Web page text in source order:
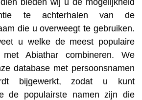
bieden wij u de mogelijkheid
te achterhalen van de
die u overweegt te gebruiken.
u welke de meest populaire
Abiathar combineren. We
database met persoonsnamen
bijgewerkt, zodat u kunt
de populairste namen zijn die